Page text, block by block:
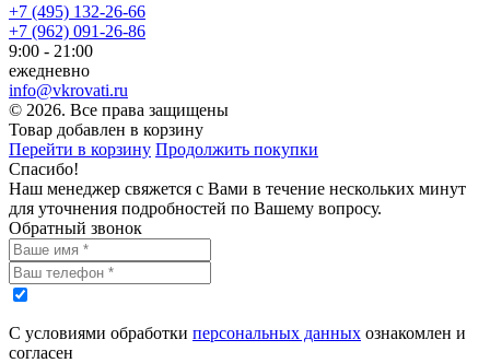
+7 (495) 132-26-66
+7 (962) 091-26-86
9:00 - 21:00
ежедневно
info@vkrovati.ru
© 2026. Все права защищены
Товар добавлен в корзину
Перейти в корзину Продолжить покупки
Спасибо!
Наш менеджер свяжется с Вами в течение нескольких минут
для уточнения подробностей по Вашему вопросу.
Обратный звонок
С условиями обработки персональных данных ознакомлен и
согласен